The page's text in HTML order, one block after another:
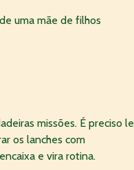
uma mãe de filhos
missões. É preciso
os lanches com
e vira rotina.